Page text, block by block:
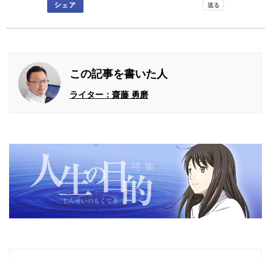
この記事を書いた人
ライター：齋藤 勇磨